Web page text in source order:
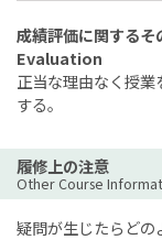
成績評価に関する
Evaluation
正当な理由なく授
する。
履修上の注意
Other Course
疑問が生じたらどの